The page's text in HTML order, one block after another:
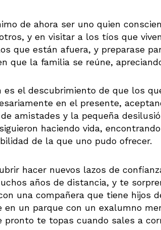
de ahora ser uno quien
y en visitar a los tíos que
que están afuera, y preparase
que la familia se reúne,
es el descubrimiento de que los
en el presente,
amistades y la pequeña
haciendo vida,
de la que uno pudo ofrecer.
hacer nuevos lazos de
años de distancia, y te
una compañera que tiene hijos
en un parque con un exalumno
pronto te topas cuando sales a